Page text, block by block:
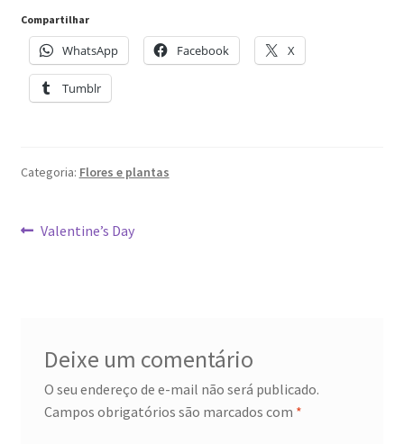
Compartilhar
WhatsApp Facebook X
Tumblr
Categoria: Flores e plantas
Navegação
Post
Valentine’s Day
Deixe um comentário
O seu endereço de e-mail não será publicado.
Campos obrigatórios são marcados com *